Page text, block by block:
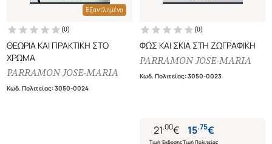
Εξαντλημένο
(0)
ΘΕΩΡΙΑ ΚΑΙ ΠΡΑΚΤΙΚΗ ΣΤΟ
ΧΡΩΜΑ
PARRAMON JOSE-MARIA
Κωδ. Πολιτείας:3050-0024
(0)
ΦΩΣ ΚΑΙ ΣΚΙΑ ΣΤΗ ΖΩΓΡΑΦΙΚΗ
PARRAMON JOSE-MARIA
Κωδ. Πολιτείας:3050-0023
21.00€
Τιμή Έκδοσης
15.75€
Τιμή Πολιτείας